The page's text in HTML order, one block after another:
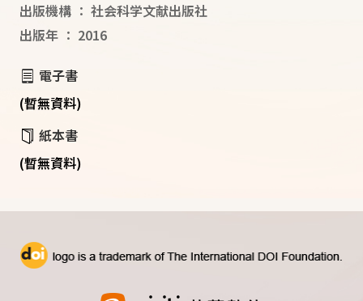
出版機構 ： 社会科学文献出版社
出版年 ： 2016
電子書
(暫無資料)
紙本書
(暫無資料)